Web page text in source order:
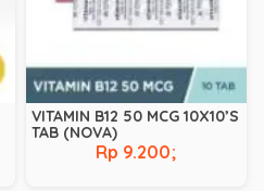
VITAMIN B12 50 MCG 10X10’S
TAB (NOVA)
Rp 9.200;